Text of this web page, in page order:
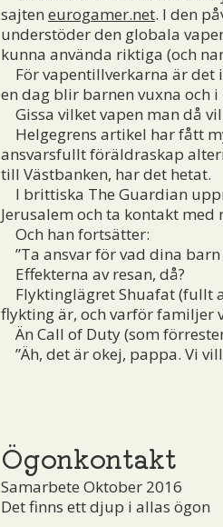
sajten eurogamer.net. I den
understöder den globala
kunna använda riktiga (och
För vapentillverkarna är det
en dag blir barnen vuxna och
Gissa vilket vapen man då
Helgegrens artikel har fått
ansvarsfullt föräldraskap
till Västbanken, har det hetat.
I brittiska The Guardian
Jerusalem och ta kontakt
Och han fortsätter:
”Ta ansvar för vad dina barn
Effekterna av resan, då?
Flyktinglägret Shuafat (fullt
flykting är, och varför familjer
Än Call of Duty (som
”Äh, det är okej, pappa. Vi
Ögonkontakt
Samarbete Oktober 2016
Det finns ett djup i allas ögon